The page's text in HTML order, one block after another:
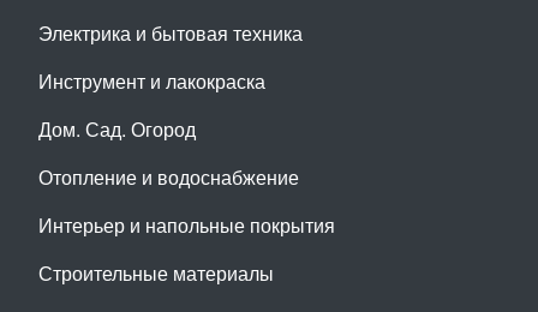
Электрика и бытовая техника
Инструмент и лакокраска
Дом. Сад. Огород
Отопление и водоснабжение
Интерьер и напольные покрытия
Строительные материалы